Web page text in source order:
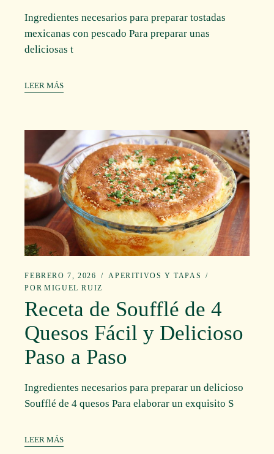
Ingredientes necesarios para preparar tostadas
mexicanas con pescado Para preparar unas
deliciosas t
LEER MÁS
FEBRERO 7, 2026
APERITIVOS Y TAPAS
POR MIGUEL RUIZ
Receta de Soufflé de 4
Quesos Fácil y Delicioso
Paso a Paso
Ingredientes necesarios para preparar un delicioso
Soufflé de 4 quesos Para elaborar un exquisito S
LEER MÁS